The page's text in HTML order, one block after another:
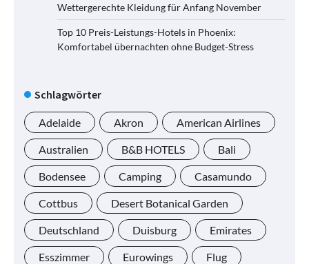
Wettergerechte Kleidung für Anfang November
Top 10 Preis-Leistungs-Hotels in Phoenix:
Komfortabel übernachten ohne Budget-Stress
Schlagwörter
Adelaide Akron American Airlines
Australien B&B HOTELS Bali
Bodensee Camping Casamundo
Cottbus Desert Botanical Garden
Deutschland Duisburg Emirates
Esszimmer Eurowings Flug